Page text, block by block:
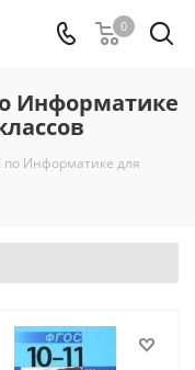
0
Информатике
по Информатике для